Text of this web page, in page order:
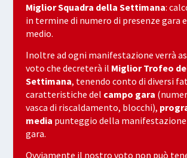
Miglior Squadra della Settimana:
in termine di numero di presenze gara
medio.
Inoltre ad ogni manifestazione verrà
voto che decreterà il Miglior Trofeo
Settimana, tenendo conto di diversi
caratteristiche del campo gara
vasca di riscaldamento, blocchi),
media punteggio della manifestazione
gara.
Ovviamente il nostro voto non può